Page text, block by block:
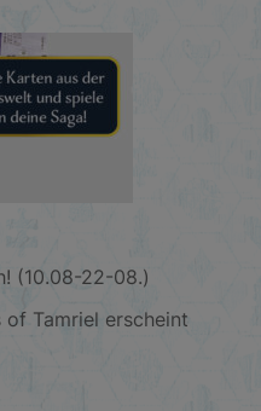
(10.08-22-08.)
of Tamriel erscheint